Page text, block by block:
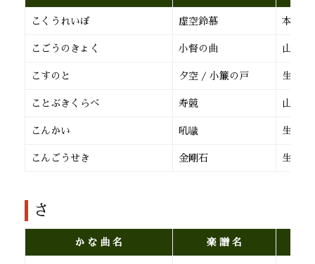
こくうれいぼ 虚空鈴慕 本 曲
こごうのきょく 小督の曲 山田流
こすのと 夕空 / 小簾の戸 生田流
ことぶきくらべ 寿競 山田流
こんかい 吼噦 生田流
こんごうせき 金剛石 生田流
さ
か な 曲 名 楽 譜 名